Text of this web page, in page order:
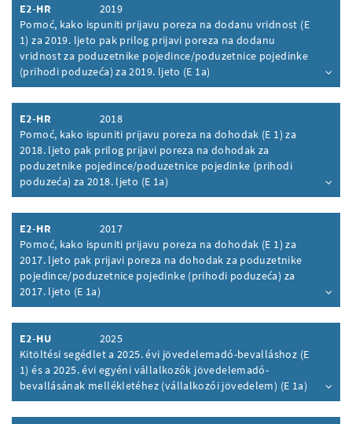
E2-HR
2019
Pomoć, kako ispuniti prijavu poreza na dodanu vridnost (E
1) za 2019. ljeto pak prilog prijavi poreza na dodanu
vridnost za poduzetnike pojedince/poduzetnice pojedinke
(prihodi poduzeća) za 2019. ljeto (E 1a)
Inhalt aufklappen
E2-HR
2018
Pomoć, kako ispuniti prijavu poreza na dohodak (E 1) za
2018. ljeto pak prilog prijavi poreza na dohodak za
poduzetnike pojedince/poduzetnice pojedinke (prihodi
poduzeća) za 2018. ljeto (E 1a)
Inhalt aufklappen
E2-HR
2017
Pomoć, kako ispuniti prijavu poreza na dohodak (E 1) za
2017. ljeto pak prijavi poreza na dohodak za poduzetnike
pojedince/poduzetnice pojedinke (prihodi poduzeća) za
2017. ljeto (E 1a)
Inhalt aufklappen
E2-HU
2025
Kitöltési segédlet a 2025. évi jövedelemadó-bevalláshoz (E
1) és a 2025. évi egyéni vállalkozók jövedelemadó-
bevallásának mellékletéhez (vállalkozói jövedelem) (E 1a)
Inhalt aufklappen